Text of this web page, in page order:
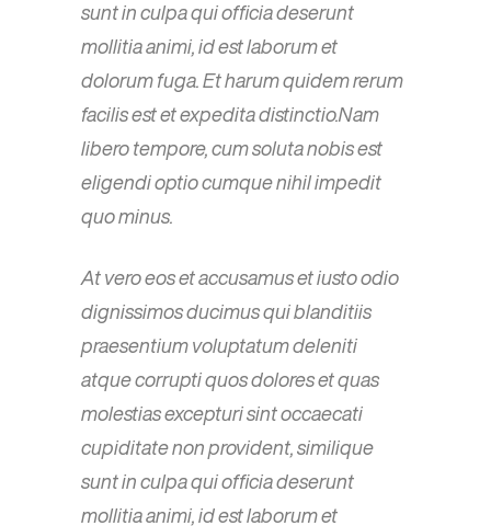
sunt in culpa qui officia deserunt
mollitia animi, id est laborum et
dolorum fuga. Et harum quidem rerum
facilis est et expedita distinctio.Nam
libero tempore, cum soluta nobis est
eligendi optio cumque nihil impedit
quo minus.
At vero eos et accusamus et iusto odio
dignissimos ducimus qui blanditiis
praesentium voluptatum deleniti
atque corrupti quos dolores et quas
molestias excepturi sint occaecati
cupiditate non provident, similique
sunt in culpa qui officia deserunt
mollitia animi, id est laborum et